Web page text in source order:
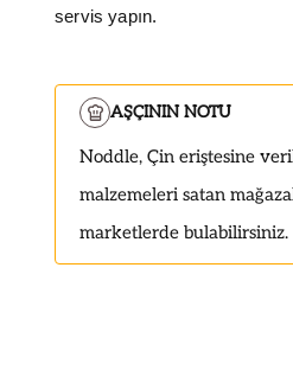
servis yapın.
AŞÇININ NOTU
Noddle, Çin eriştesine
malzemeleri satan
marketlerde bulabilirsiniz.